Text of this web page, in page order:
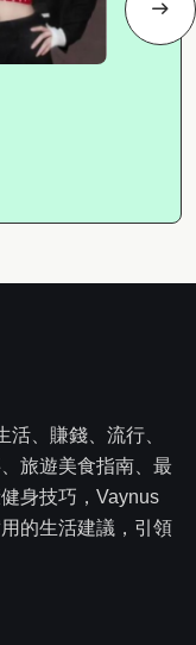
、賺錢、流行、
旅遊美食指南、最
身技巧，Vaynus
的生活建議，引領